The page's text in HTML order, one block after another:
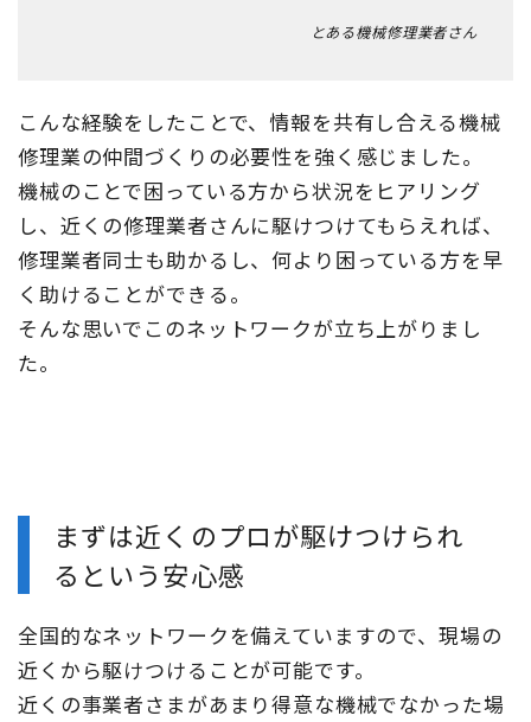
とある機械修理業者さん
こんな経験をしたことで、情報を共有し合える機械
修理業の仲間づくりの必要性を強く感じました。
機械のことで困っている方から状況をヒアリング
し、近くの修理業者さんに駆けつけてもらえれば、
修理業者同士も助かるし、何より困っている方を早
く助けることができる。
そんな思いでこのネットワークが立ち上がりまし
た。
まずは近くのプロが駆けつけられ
るという安心感
全国的なネットワークを備えていますので、現場の
近くから駆けつけることが可能です。
近くの事業者さまがあまり得意な機械でなかった場